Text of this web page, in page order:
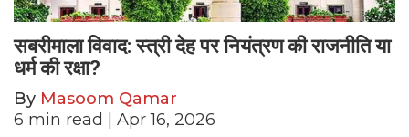
सबरीमाला विवाद: स्त्री देह पर नियंत्रण की राजनीति या
धर्म की रक्षा?
By Masoom Qamar
6 min read | Apr 16, 2026